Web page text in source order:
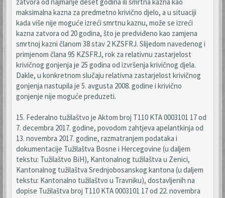
maksimalna kazna za predmetno krivično djelo, a u situaciji
kada više nije moguće izreći smrtnu kaznu, može se izreći
kazna zatvora od 20 godina, što je predviđeno kao zamjena
smrtnoj kazni članom 38 stav 2 KZSFRJ. Slijedom navedenog i
primjenom člana 95 KZSFRJ, rok za relativnu zastarjelost
krivičnog gonjenja je 25 godina od izvršenja krivičnog djela.
Dakle, u konkretnom slučaju relativna zastarjelost krivičnog
gonjenja nastupila je 5. avgusta 2008. godine i krivično
gonjenje nije moguće preduzeti.
15. Federalno tužilaštvo je Aktom broj T110 KTA 0003101 17 od
7. decembra 2017. godine, povodom zahtjeva apelantkinja od
13. novembra 2017. godine, razmatranjem podataka i
dokumentacije Tužilaštva Bosne i Hercegovine (u daljem
tekstu: Tužilaštvo BiH), Kantonalnog tužilaštva u Zenici,
Kantonalnog tužilaštva Srednjobosanskog kantona (u daljem
tekstu: Kantonalno tužilaštvo u Travniku), dostavljenih na
dopise Tužilaštva broj T110 KTA 0003101 17 od 22. novembra